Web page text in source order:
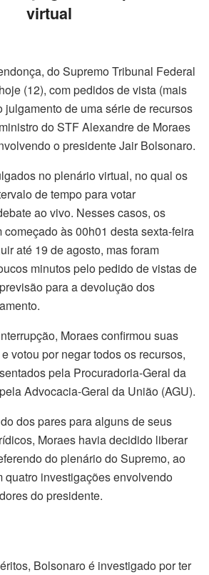
virtual
do Supremo Tribunal Federal
(12), com pedidos de vista (mais
julgamento de uma série de recursos
do STF Alexandre de Moraes
o presidente Jair Bolsonaro.
no plenário virtual, no qual os
de tempo para votar
ao vivo. Nesses casos, os
às 00h01 desta sexta-feira
até 19 de agosto, mas foram
minutos pelo pedido de vistas de
para a devolução dos
Moraes confirmou suas
votou por negar todos os recursos,
pela Procuradoria-Geral da
Advocacia-Geral da União (AGU).
dos pares para alguns de seus
Moraes havia decidido liberar
do plenário do Supremo, ao
quatro investigações envolvendo
do presidente.
Bolsonaro é investigado por ter